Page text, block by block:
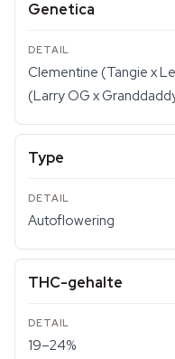
Genetica
Clementine (Tangie x
(Larry OG x
Type
Autoflowering
THC-gehalte
19–24%